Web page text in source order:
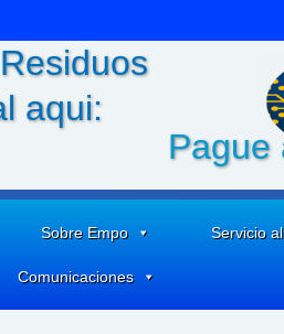
aqui:
Pague
Sobre Empo Servicio
Comunicaciones